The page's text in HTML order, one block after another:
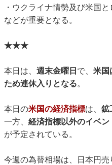
・ウクライナ情勢及び米国
などが重要となる。
★★★
本日は、 週末金曜日 で、 米国
ため連休入りとなる。
本日の米国の経済指標は、 鉱
一方、 経済指標以外のイベン
が予定されている。
今週の為替相場は、日本円